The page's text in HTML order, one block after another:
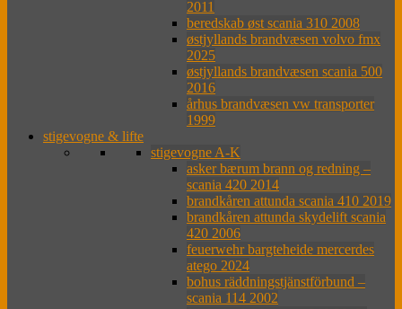
2011
beredskab øst scania 310 2008
østjyllands brandvæsen volvo fmx
2025
østjyllands brandvæsen scania 500
2016
århus brandvæsen vw transporter
1999
stigevogne & lifte
stigevogne A-K
asker bærum brann og redning –
scania 420 2014
brandkåren attunda scania 410 2019
brandkåren attunda skydelift scania
420 2006
feuerwehr bargteheide mercerdes
atego 2024
bohus räddningstjänstförbund –
scania 114 2002